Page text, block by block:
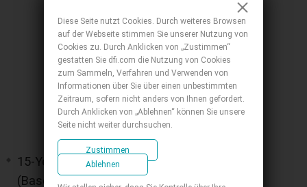
15-Year CPU Life Cycle Support Until Q4' 32
(Based on Intel IOTG Roadmap)
Diese Seite nutzt Cookies. Durch weiteres Browsen
auf der Webseite stimmen Sie unserer Nutzung von
Cookies zu. Durch Anklicken von „Zustimmen“
gestatten Sie dfi.com die Nutzung von Cookies
zum Sammeln, Verfahren und Verwenden von
Informationen über Sie über einen unbestimmten
Zeitraum, sofern nicht anders von Ihnen gefordert.
Durch Anklicken von „Ablehnen“ können Sie unsere
Seite nicht weiter durchsuchen.
Zustimmen
Ablehnen